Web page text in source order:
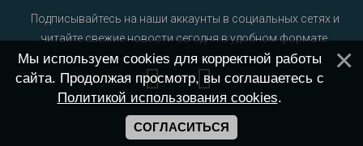
Подписывайтесь на наши аккаунты в социальных сетях и
читайте свежие новости сегодня в удобном формате.
Мы используем cookies для корректной работы
сайта. Продолжая просмотр, вы соглашаетесь с
Политикой использования cookies.
СОГЛАСИТЬСЯ